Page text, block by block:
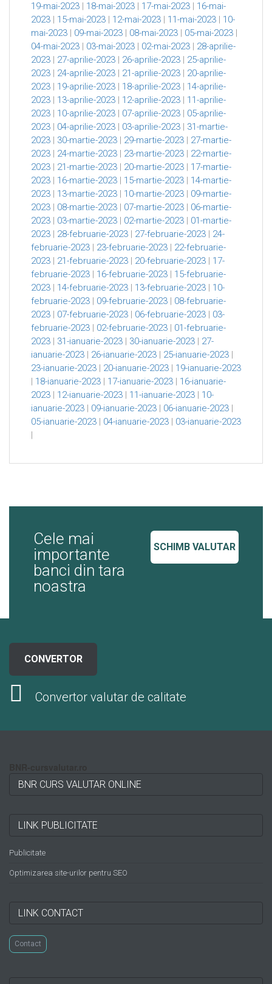
19-mai-2023 | 18-mai-2023 | 17-mai-2023 | 16-mai-
2023 | 15-mai-2023 | 12-mai-2023 | 11-mai-2023 | 10-
mai-2023 | 09-mai-2023 | 08-mai-2023 | 05-mai-2023 |
04-mai-2023 | 03-mai-2023 | 02-mai-2023 | 28-aprilie-
2023 | 27-aprilie-2023 | 26-aprilie-2023 | 25-aprilie-
2023 | 24-aprilie-2023 | 21-aprilie-2023 | 20-aprilie-
2023 | 19-aprilie-2023 | 18-aprilie-2023 | 14-aprilie-
2023 | 13-aprilie-2023 | 12-aprilie-2023 | 11-aprilie-
2023 | 10-aprilie-2023 | 07-aprilie-2023 | 05-aprilie-
2023 | 04-aprilie-2023 | 03-aprilie-2023 | 31-martie-
2023 | 30-martie-2023 | 29-martie-2023 | 27-martie-
2023 | 24-martie-2023 | 23-martie-2023 | 22-martie-
2023 | 21-martie-2023 | 20-martie-2023 | 17-martie-
2023 | 16-martie-2023 | 15-martie-2023 | 14-martie-
2023 | 13-martie-2023 | 10-martie-2023 | 09-martie-
2023 | 08-martie-2023 | 07-martie-2023 | 06-martie-
2023 | 03-martie-2023 | 02-martie-2023 | 01-martie-
2023 | 28-februarie-2023 | 27-februarie-2023 | 24-
februarie-2023 | 23-februarie-2023 | 22-februarie-
2023 | 21-februarie-2023 | 20-februarie-2023 | 17-
februarie-2023 | 16-februarie-2023 | 15-februarie-
2023 | 14-februarie-2023 | 13-februarie-2023 | 10-
februarie-2023 | 09-februarie-2023 | 08-februarie-
2023 | 07-februarie-2023 | 06-februarie-2023 | 03-
februarie-2023 | 02-februarie-2023 | 01-februarie-
2023 | 31-ianuarie-2023 | 30-ianuarie-2023 | 27-
ianuarie-2023 | 26-ianuarie-2023 | 25-ianuarie-2023 |
23-ianuarie-2023 | 20-ianuarie-2023 | 19-ianuarie-2023
| 18-ianuarie-2023 | 17-ianuarie-2023 | 16-ianuarie-
2023 | 12-ianuarie-2023 | 11-ianuarie-2023 | 10-
ianuarie-2023 | 09-ianuarie-2023 | 06-ianuarie-2023 |
05-ianuarie-2023 | 04-ianuarie-2023 | 03-ianuarie-2023
|
SCHIMB VALUTAR
Cele mai
importante
banci din tara
noastra
CONVERTOR
Convertor valutar de calitate
BNR CURS VALUTAR ONLINE
LINK PUBLICITATE
Publicitate
Optimizarea site-urilor pentru SEO
LINK CONTACT
Contact